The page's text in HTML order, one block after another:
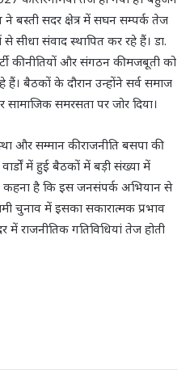
ने बस्ती सदर क्षेत्र में सघन सम्पर्क तेज
सीधा संवाद स्थापित कर रहे हैं। डा.
की नीतियों और संगठन की मजबूती को
बैठकों के दौरान उन्होंने सर्व समाज
समरसता पर जोर दिया।
और सम्मान की राजनीति बसपा की
में हुई बैठकों में बड़ी संख्या में
कहना है कि इस जनसंपर्क अभियान से
चुनाव में इसका सकारात्मक प्रभाव
राजनीतिक गतिविधियां तेज होती